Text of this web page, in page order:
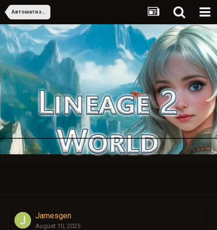
Автоматизация линкбилдинга: плюсы и минусы
Jamesgen
August 10, 2025